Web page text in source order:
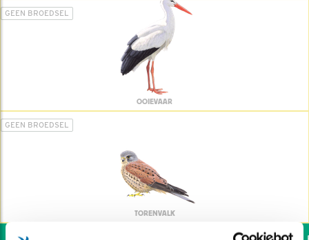
GEEN BROEDSEL
OOIEVAAR
GEEN BROEDSEL
TORENVALK